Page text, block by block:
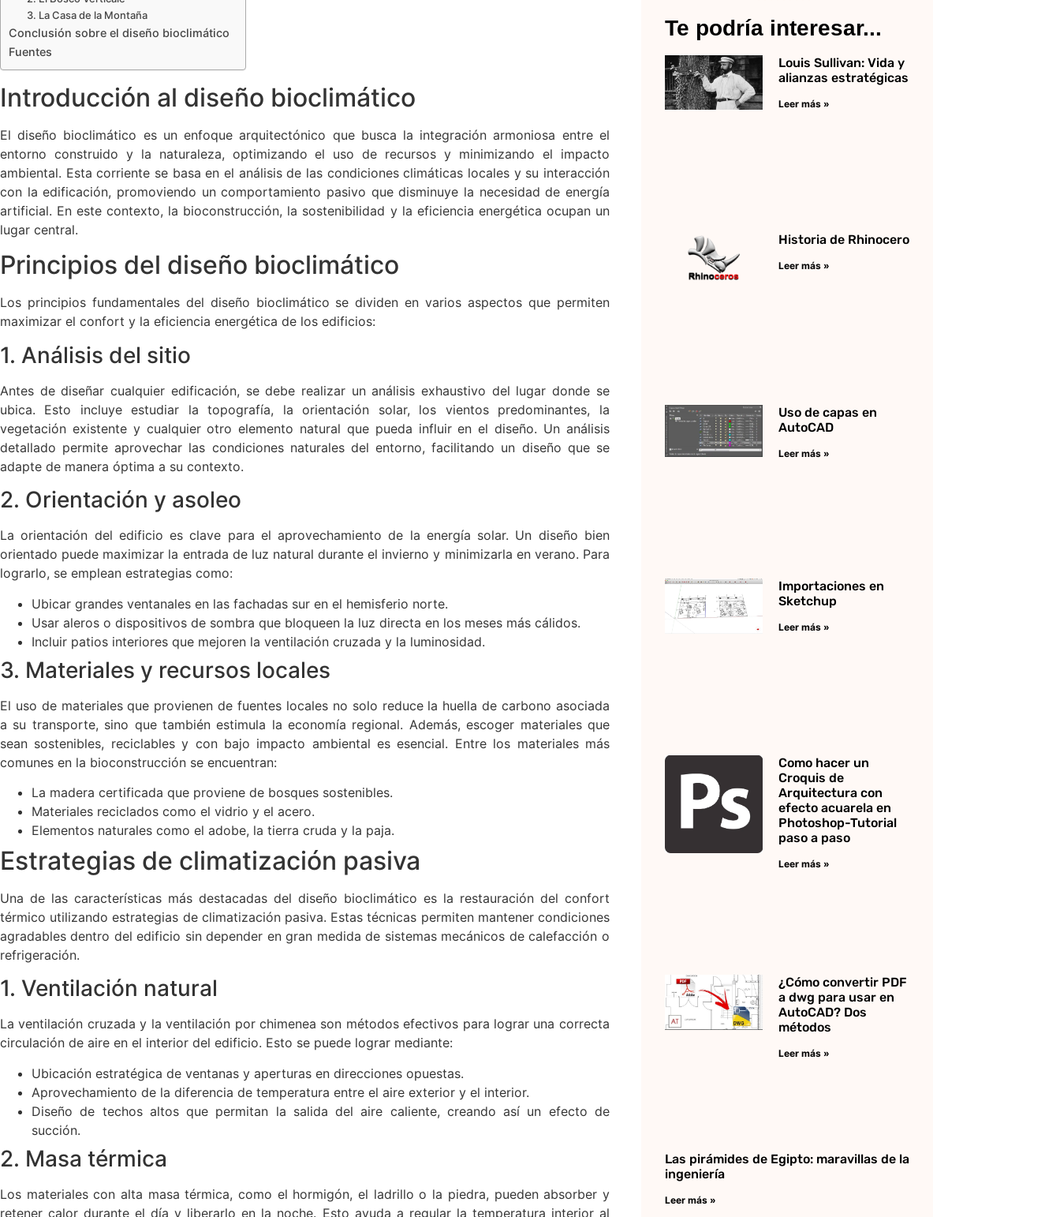
3. La Casa de la Montaña
Conclusión sobre el diseño bioclimático
Fuentes
Introducción al diseño bioclimático
El diseño bioclimático es un enfoque arquitectónico que busca la integración armoniosa entre el
entorno construido y la naturaleza, optimizando el uso de recursos y minimizando el impacto
ambiental. Esta corriente se basa en el análisis de las condiciones climáticas locales y su interacción
con la edificación, promoviendo un comportamiento pasivo que disminuye la necesidad de energía
artificial. En este contexto, la bioconstrucción, la sostenibilidad y la eficiencia energética ocupan un
lugar central.
Principios del diseño bioclimático
Los principios fundamentales del diseño bioclimático se dividen en varios aspectos que permiten
maximizar el confort y la eficiencia energética de los edificios:
1. Análisis del sitio
Antes de diseñar cualquier edificación, se debe realizar un análisis exhaustivo del lugar donde se
ubica. Esto incluye estudiar la topografía, la orientación solar, los vientos predominantes, la
vegetación existente y cualquier otro elemento natural que pueda influir en el diseño. Un análisis
detallado permite aprovechar las condiciones naturales del entorno, facilitando un diseño que se
adapte de manera óptima a su contexto.
2. Orientación y asoleo
La orientación del edificio es clave para el aprovechamiento de la energía solar. Un diseño bien
orientado puede maximizar la entrada de luz natural durante el invierno y minimizarla en verano. Para
lograrlo, se emplean estrategias como:
Ubicar grandes ventanales en las fachadas sur en el hemisferio norte.
Usar aleros o dispositivos de sombra que bloqueen la luz directa en los meses más cálidos.
Incluir patios interiores que mejoren la ventilación cruzada y la luminosidad.
3. Materiales y recursos locales
El uso de materiales que provienen de fuentes locales no solo reduce la huella de carbono asociada
a su transporte, sino que también estimula la economía regional. Además, escoger materiales que
sean sostenibles, reciclables y con bajo impacto ambiental es esencial. Entre los materiales más
comunes en la bioconstrucción se encuentran:
La madera certificada que proviene de bosques sostenibles.
Materiales reciclados como el vidrio y el acero.
Elementos naturales como el adobe, la tierra cruda y la paja.
Estrategias de climatización pasiva
Una de las características más destacadas del diseño bioclimático es la restauración del confort
térmico utilizando estrategias de climatización pasiva. Estas técnicas permiten mantener condiciones
agradables dentro del edificio sin depender en gran medida de sistemas mecánicos de calefacción o
refrigeración.
1. Ventilación natural
La ventilación cruzada y la ventilación por chimenea son métodos efectivos para lograr una correcta
circulación de aire en el interior del edificio. Esto se puede lograr mediante:
Ubicación estratégica de ventanas y aperturas en direcciones opuestas.
Aprovechamiento de la diferencia de temperatura entre el aire exterior y el interior.
Diseño de techos altos que permitan la salida del aire caliente, creando así un efecto de
succión.
2. Masa térmica
Los materiales con alta masa térmica, como el hormigón, el ladrillo o la piedra, pueden absorber y
retener calor durante el día y liberarlo en la noche. Esto ayuda a regular la temperatura interior al
Te podría interesar...
Louis Sullivan: Vida y
alianzas estratégicas
Leer más »
Historia de Rhinocero
Leer más »
Uso de capas en
AutoCAD
Leer más »
Importaciones en
Sketchup
Leer más »
Como hacer un
Croquis de
Arquitectura con
efecto acuarela en
Photoshop-Tutorial
paso a paso
Leer más »
¿Cómo convertir PDF
a dwg para usar en
AutoCAD? Dos
métodos
Leer más »
Las pirámides de Egipto: maravillas de la
ingeniería
Leer más »